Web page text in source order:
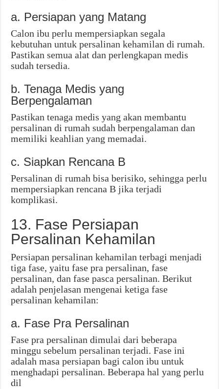
a. Persiapan yang Matang
Calon ibu perlu mempersiapkan segala
kebutuhan untuk persalinan kehamilan di rumah.
Pastikan semua alat dan perlengkapan medis
sudah tersedia.
b. Tenaga Medis yang
Berpengalaman
Pastikan tenaga medis yang akan membantu
persalinan di rumah sudah berpengalaman dan
memiliki keahlian yang memadai.
c. Siapkan Rencana B
Persalinan di rumah bisa berisiko, sehingga perlu
mempersiapkan rencana B jika terjadi
komplikasi.
13. Fase Persiapan
Persalinan Kehamilan
Persiapan persalinan kehamilan terbagi menjadi
tiga fase, yaitu fase pra persalinan, fase
persalinan, dan fase pasca persalinan. Berikut
adalah penjelasan mengenai ketiga fase
persalinan kehamilan:
a. Fase Pra Persalinan
Fase pra persalinan dimulai dari beberapa
minggu sebelum persalinan terjadi. Fase ini
adalah masa persiapan bagi calon ibu untuk
menghadapi persalinan. Beberapa hal yang perlu
dil